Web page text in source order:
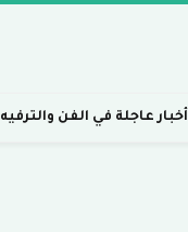
أخبار عاجلة في الفن والترفيه